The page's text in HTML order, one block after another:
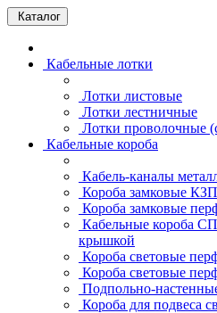
Каталог
Кабельные лотки
Лотки листовые
Лотки лестничные
Лотки проволочные
Кабельные короба
Кабель-каналы
Короба замковые КЗП
Короба замковые
Кабельные короба
крышкой
Короба световые
Короба световые
Подпольно-
Короба для подвеса